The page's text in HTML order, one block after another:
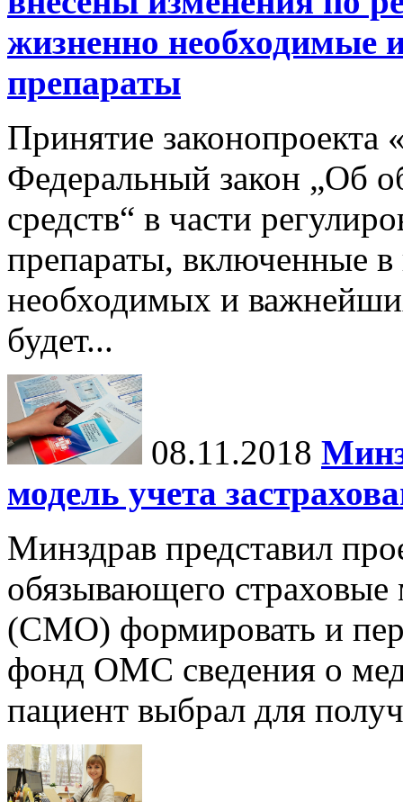
жизненно необходимые
препараты
Принятие законопроекта
Федеральный закон „Об
средств“ в части
препараты, включенные
необходимых и
будет...
08.11.2018
модель учета
Минздрав представил
обязывающего
(СМО) формировать и
фонд ОМС сведения о
пациент выбрал для